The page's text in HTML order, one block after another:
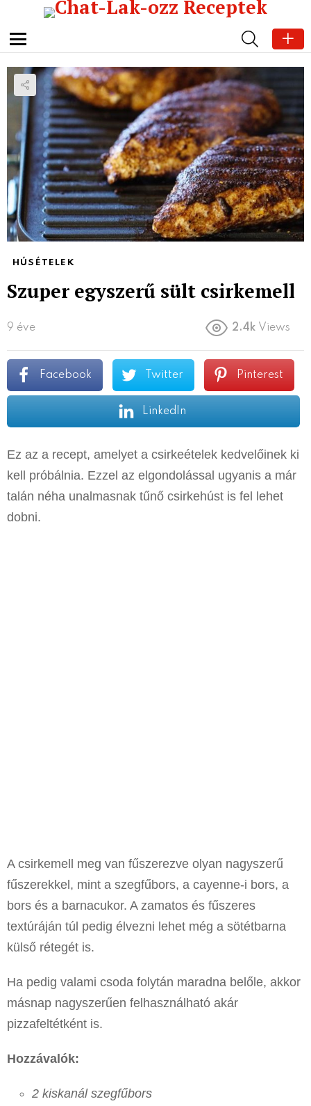
Menu
SEARCH
HÚSÉTELEK
Szuper egyszerű sült csirkemell
9 éve 2.4k Views
Facebook Twitter Pinterest
LinkedIn
Ez az a recept, amelyet a csirkeételek kedvelőinek ki
kell próbálnia. Ezzel az elgondolással ugyanis a már
talán néha unalmasnak tűnő csirkehúst is fel lehet
dobni.
A csirkemell meg van fűszerezve olyan nagyszerű
fűszerekkel, mint a szegfűbors, a cayenne-i bors, a
bors és a barnacukor. A zamatos és fűszeres
textúráján túl pedig élvezni lehet még a sötétbarna
külső rétegét is.
Ha pedig valami csoda folytán maradna belőle, akkor
másnap nagyszerűen felhasználható akár
pizzafeltétként is.
Hozzávalók:
2 kiskanál szegfűbors